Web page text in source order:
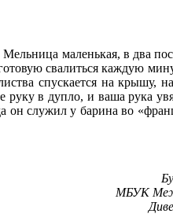
маленькая, в два
свалиться каждую
спускается на крышу,
в дупло, и ваша рука
он служил у барина во
МБУК